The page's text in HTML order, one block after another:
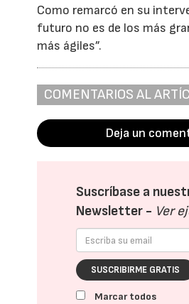
Como remarcó en su
futuro no es de los más
más ágiles”.
COMENTARIOS AL
Deja un
Suscríbase a
Newsletter - Ver
SUSCRIBIRME GRATIS
Marcar todos